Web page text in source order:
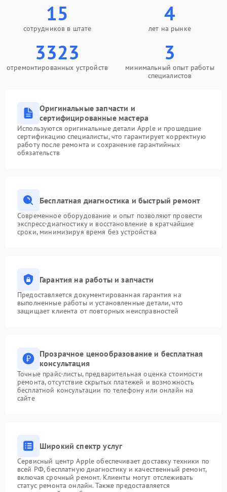
15
сотрудников в штате
4
лет на рынке
3323
отремонтированных устройств
3
минимальный опыт работы
специалистов
Оригинальные запчасти и
сертифицированные мастера
Используются оригинальные детали Apple и прошедшие
сертификацию специалисты, что гарантирует корректную
работу после ремонта и сохранение гарантийных
обязательств
Бесплатная диагностика и быстрый ремонт
Современное оборудование и опыт позволяют провести
экспресс-диагностику и восстановление в кратчайшие
сроки, минимизируя время без устройства
Гарантия на работы и запчасти
Предоставляется документированная гарантия на
выполненные работы и установленные детали, что
защищает клиента от повторных неисправностей
Прозрачное ценообразование и бесплатная
консультация
Точные прайс-листы, предварительная оценка стоимости
ремонта, отсутствие скрытых платежей и возможность
бесплатной консультации по телефону или онлайн на
сайте
Широкий спектр услуг
Сервисный центр Apple обеспечивает доставку техники по
всей РФ, бесплатную диагностику и качественный ремонт,
включая срочный ремонт. Клиенты могут отслеживать
статус ремонта онлайн. Также предоставляется